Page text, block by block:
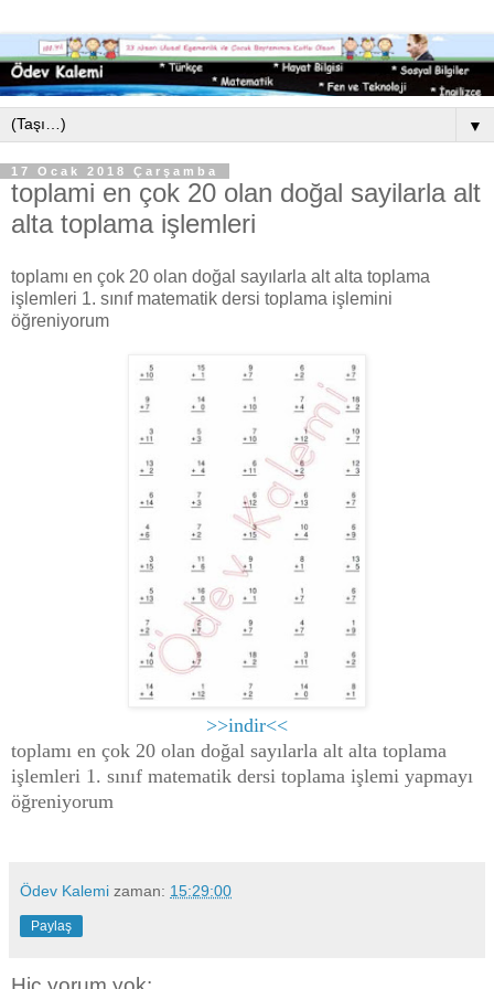
▼
17 Ocak 2018 Çarşamba
toplami en çok 20 olan doğal sayilarla alt
alta toplama işlemleri
toplamı en çok 20 olan doğal sayılarla alt alta toplama
işlemleri 1. sınıf matematik dersi toplama işlemini
öğreniyorum
>>indir<<
toplamı en çok 20 olan doğal sayılarla alt alta toplama
işlemleri 1. sınıf matematik dersi toplama işlemi yapmayı
öğreniyorum
Ödev Kalemi zaman: 15:29:00
Paylaş